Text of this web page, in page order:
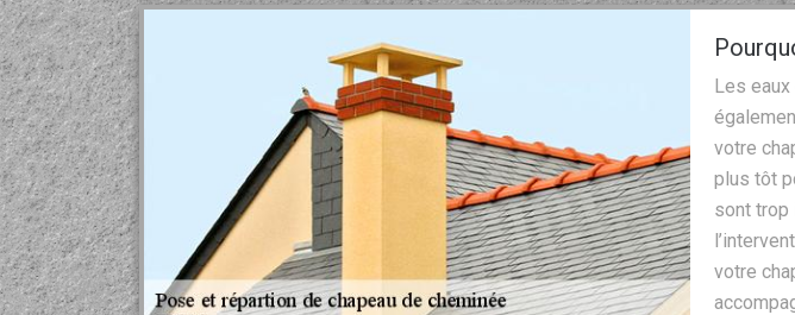
Les
votre
plus tôt
sont trop
votre